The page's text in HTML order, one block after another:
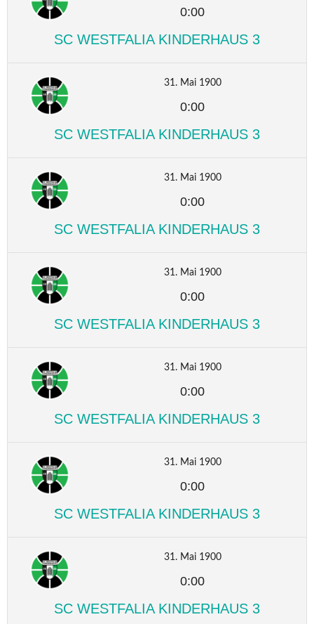
0:00
SC WESTFALIA KINDERHAUS 3
31. Mai 1900
0:00
SC WESTFALIA KINDERHAUS 3
31. Mai 1900
0:00
SC WESTFALIA KINDERHAUS 3
31. Mai 1900
0:00
SC WESTFALIA KINDERHAUS 3
31. Mai 1900
0:00
SC WESTFALIA KINDERHAUS 3
31. Mai 1900
0:00
SC WESTFALIA KINDERHAUS 3
31. Mai 1900
0:00
SC WESTFALIA KINDERHAUS 3